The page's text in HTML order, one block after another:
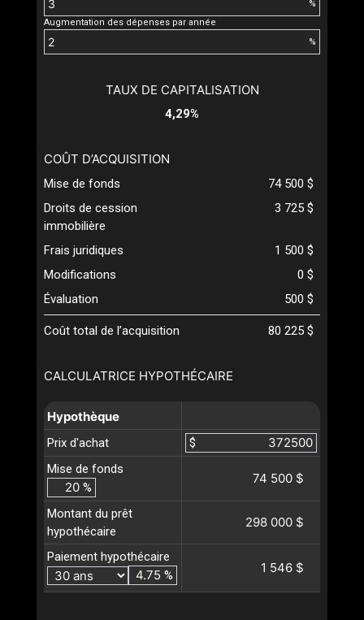
%
Augmentation des dépenses par année
%
CALCULATRICE HYPOTHÉCAIRE
Hypothèque
Prix d'achat
$
Mise de fonds
%
74 500 $
Montant du prêt
hypothécaire
298 000 $
Paiement hypothécaire
%
1 546 $
TAUX DE CAPITALISATION
4,29%
COÛT D’ACQUISITION
Mise de fonds
74 500 $
Droits de cession
immobilière
3 725 $
Frais juridiques
1 500 $
Modifications
0 $
Évaluation
500 $
Coût total de l’acquisition 80 225 $